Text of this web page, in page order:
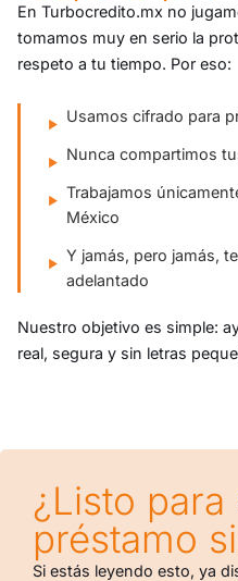
En Turbocredito.mx no
tomamos muy en serio la
respeto a tu tiempo. Por eso:
Usamos cifrado para
Nunca compartimos
Trabajamos
México
Y jamás, pero jamás,
adelantado
Nuestro objetivo es simple:
real, segura y sin letras
¿Listo
préstamo
Si estás leyendo esto, ya